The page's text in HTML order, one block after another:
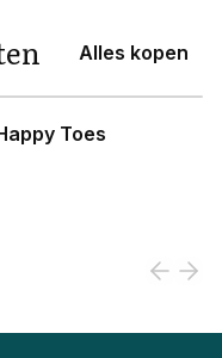
Alles kopen
Toes